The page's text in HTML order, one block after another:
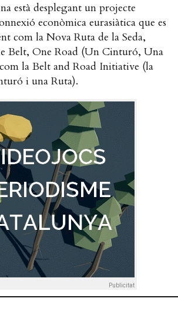
està desplegant un projecte
econòmica eurasiàtica que es
com la Nova Ruta de la Seda,
Belt, One Road (Un Cinturó, Una
la Belt and Road Initiative (la
i una Ruta).
Publicitat